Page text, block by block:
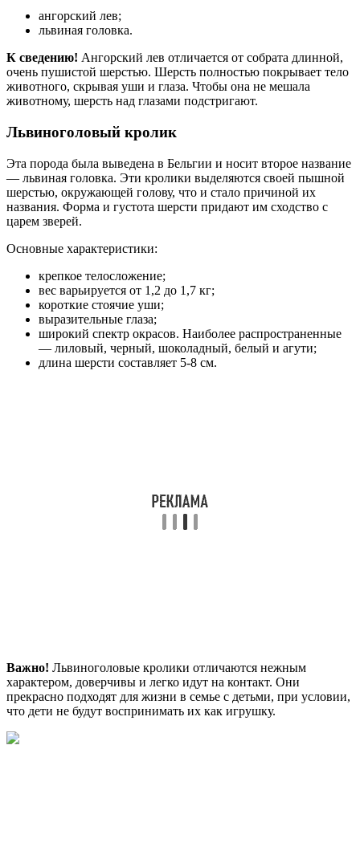
ангорский лев;
львиная головка.
К сведению! Ангорский лев отличается от собрата длинной,
очень пушистой шерстью. Шерсть полностью покрывает тело
животного, скрывая уши и глаза. Чтобы она не мешала
животному, шерсть над глазами подстригают.
Львиноголовый кролик
Эта порода была выведена в Бельгии и носит второе название
— львиная головка. Эти кролики выделяются своей пышной
шерстью, окружающей голову, что и стало причиной их
названия. Форма и густота шерсти придают им сходство с
царем зверей.
Основные характеристики:
крепкое телосложение;
вес варьируется от 1,2 до 1,7 кг;
короткие стоячие уши;
выразительные глаза;
широкий спектр окрасов. Наиболее распространенные
— лиловый, черный, шоколадный, белый и агути;
длина шерсти составляет 5-8 см.
Важно! Львиноголовые кролики отличаются нежным
характером, доверчивы и легко идут на контакт. Они
прекрасно подходят для жизни в семье с детьми, при условии,
что дети не будут воспринимать их как игрушку.